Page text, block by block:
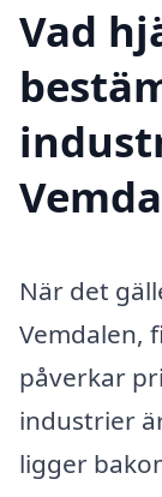
Vad
När det
Vemdalen,
påverkar
industrier
ligger